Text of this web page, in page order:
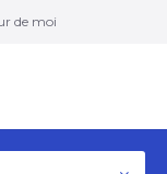
de moi